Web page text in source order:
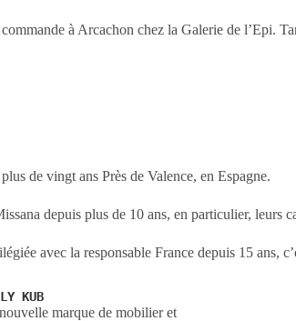
à Arcachon chez la Galerie de l’Epi.
de vingt ans Près de Valence, en Espagne.
depuis plus de 10 ans, en particulier,
avec la responsable France depuis 15 ans,
KUB
marque de mobilier et